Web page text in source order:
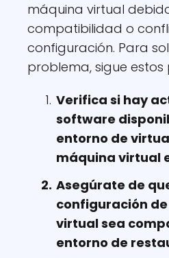
máquina virtual
compatibilidad o
configuración. Para
problema, sigue estos
Verifica si hay
software
entorno de
máquina virtual
Asegúrate de
configuración
virtual sea
entorno de